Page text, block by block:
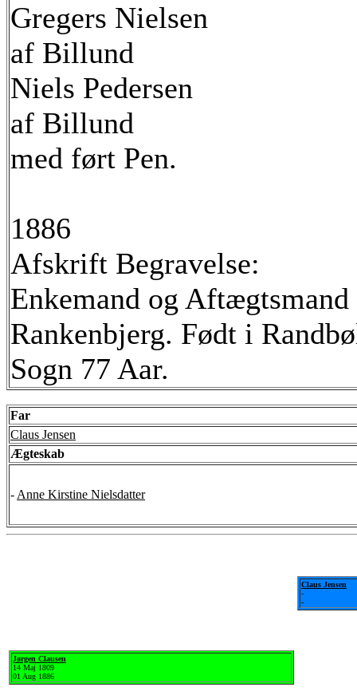
Gregers Nielsen
af Billund
Niels Pedersen
af Billund
med ført Pen.
1886
Afskrift Begravelse:
Enkemand og
Rankenbjerg. Født i
Sogn 77 Aar.
Far
Claus Jensen
Ægteskab
- Anne Kirstine Nielsdatter
Jørgen Clausen
14 Maj 1809
01 Aug 1886
Claus Jensen
-
-